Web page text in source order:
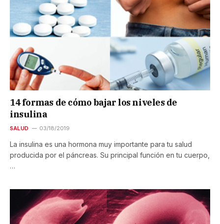
14 formas de cómo bajar los niveles de
insulina
SALUD 03/18/2019
La insulina es una hormona muy importante para tu salud
producida por el páncreas. Su principal función en tu cuerpo,
…